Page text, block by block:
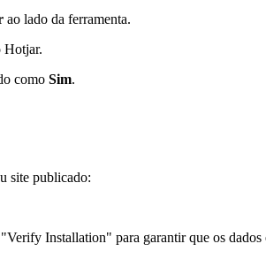
ao lado da ferramenta.
Hotjar.
como Sim.
site publicado:
Installation" para garantir que os dados